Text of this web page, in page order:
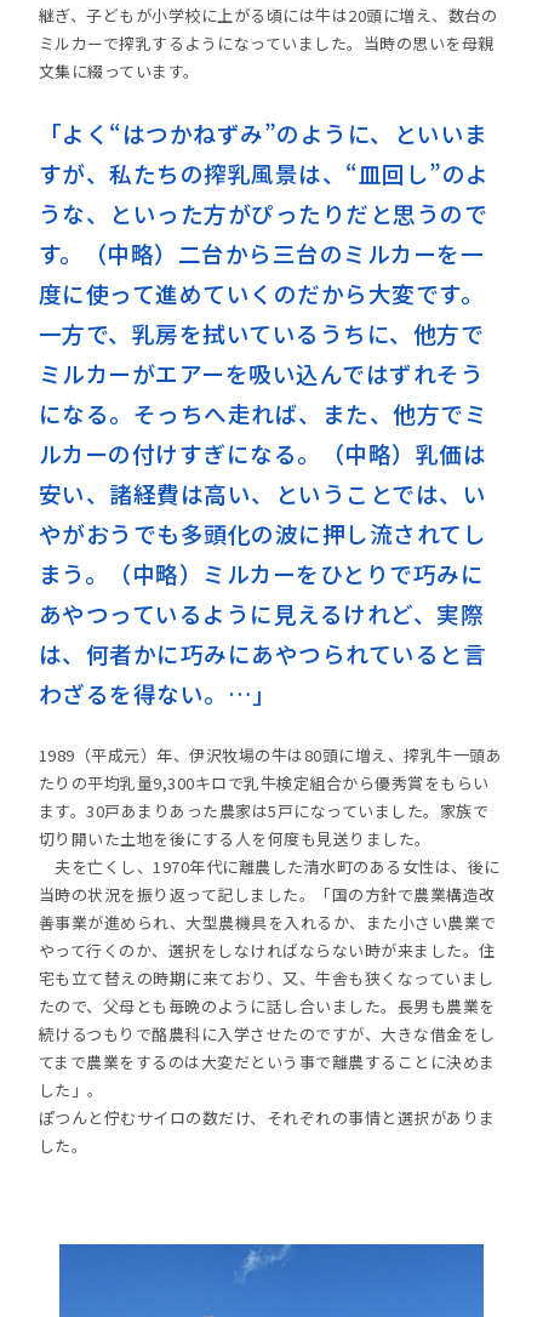
継ぎ、子どもが小学校に上がる頃には牛は20頭に増え、数台の
ミルカーで搾乳するようになっていました。当時の思いを母親
文集に綴っています。
「よく“はつかねずみ”のように、といいま
すが、私たちの搾乳風景は、“皿回し”のよ
うな、といった方がぴったりだと思うので
す。（中略）二台から三台のミルカーを一
度に使って進めていくのだから大変です。
一方で、乳房を拭いているうちに、他方で
ミルカーがエアーを吸い込んではずれそう
になる。そっちへ走れば、また、他方でミ
ルカーの付けすぎになる。（中略）乳価は
安い、諸経費は高い、ということでは、い
やがおうでも多頭化の波に押し流されてし
まう。（中略）ミルカーをひとりで巧みに
あやつっているように見えるけれど、実際
は、何者かに巧みにあやつられていると言
わざるを得ない。…」
1989（平成元）年、伊沢牧場の牛は80頭に増え、搾乳牛一頭あ
たりの平均乳量9,300キロで乳牛検定組合から優秀賞をもらい
ます。30戸あまりあった農家は5戸になっていました。家族で
切り開いた土地を後にする人を何度も見送りました。
夫を亡くし、1970年代に離農した清水町のある女性は、後に
当時の状況を振り返って記しました。「国の方針で農業構造改
善事業が進められ、大型農機具を入れるか、また小さい農業で
やって行くのか、選択をしなければならない時が来ました。住
宅も立て替えの時期に来ており、又、牛舎も狭くなっていまし
たので、父母とも毎晩のように話し合いました。長男も農業を
続けるつもりで酪農科に入学させたのですが、大きな借金をし
てまで農業をするのは大変だという事で離農することに決めま
した」。
ぽつんと佇むサイロの数だけ、それぞれの事情と選択がありま
した。